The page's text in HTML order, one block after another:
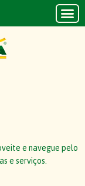
e navegue pelo
e serviços.